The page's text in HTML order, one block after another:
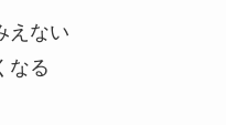
えない
なる